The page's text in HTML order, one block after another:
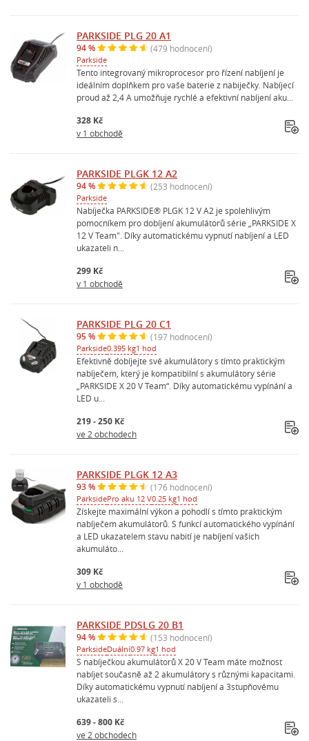
PARKSIDE PLG 20 A1
94 % (479 hodnocení)
Parkside
Tento integrovaný mikroprocesor pro řízení nabíjení je
ideálním doplňkem pro vaše baterie z nabiječky. Nabíjecí
proud až 2,4 A umožňuje rychlé a efektivní nabíjení aku...
328 Kč
v 1 obchodě
PARKSIDE PLGK 12 A2
94 % (253 hodnocení)
Parkside
Nabíječka PARKSIDE® PLGK 12 V A2 je spolehlivým
pomocníkem pro dobíjení akumulátorů série „PARKSIDE X
12 V Team". Díky automatickému vypnutí nabíjení a LED
ukazateli n...
299 Kč
v 1 obchodě
PARKSIDE PLG 20 C1
95 % (197 hodnocení)
Parkside0.395 kg1 hod
Efektivně dobíjejte své akumulátory s tímto praktickým
nabíječem, který je kompatibilní s akumulátory série
„PARKSIDE X 20 V Team“. Díky automatickému vypínání a
LED u...
219 - 250 Kč
ve 2 obchodech
PARKSIDE PLGK 12 A3
93 % (176 hodnocení)
ParksidePro aku 12 V0.25 kg1 hod
Získejte maximální výkon a pohodlí s tímto praktickým
nabíječem akumulátorů. S funkcí automatického vypínání
a LED ukazatelem stavu nabití je nabíjení vašich
akumuláto...
309 Kč
v 1 obchodě
PARKSIDE PDSLG 20 B1
94 % (153 hodnocení)
ParksideDuální0.97 kg1 hod
S nabíječkou akumulátorů X 20 V Team máte možnost
nabíjet současně až 2 akumulátory s různými kapacitami.
Díky automatickému vypnutí nabíjení a 3stupňovému
ukazateli s...
639 - 800 Kč
ve 2 obchodech